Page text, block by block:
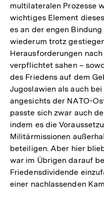
multilateralen Prozesse
wichtiges Element
es an der engen
wiederum trotz
Herausforderungen
verpflichtet sahen –
des Friedens auf dem
Jugoslawien als auch
angesichts der NATO-
passte sich zwar auch
indem es die
Militärmissionen
beteiligen. Aber hier
war im Übrigen darauf
Friedensdividende
einer nachlassenden